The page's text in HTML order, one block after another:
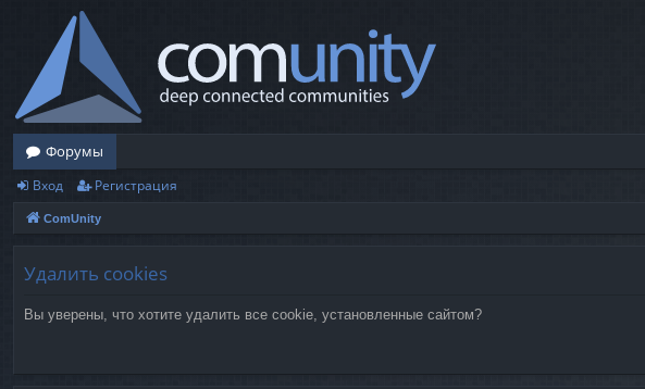
Форумы
Вход Регистрация
ComUnity
Удалить cookies
Вы уверены, что хотите удалить все cookie, установленные сайтом?